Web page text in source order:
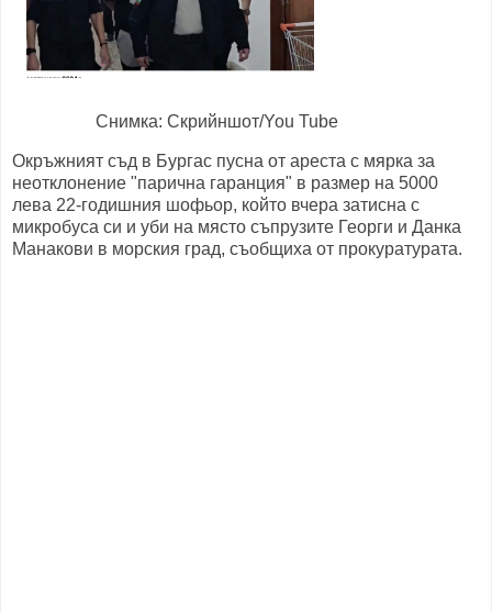
Снимка: Скрийншот/You Tube
Окръжният съд в Бургас пусна от ареста с мярка за
неотклонение "парична гаранция" в размер на 5000
лева 22-годишния шофьор, който вчера затисна с
микробуса си и уби на място съпрузите Георги и Данка
Манакови в морския град, съобщиха от прокуратурата.